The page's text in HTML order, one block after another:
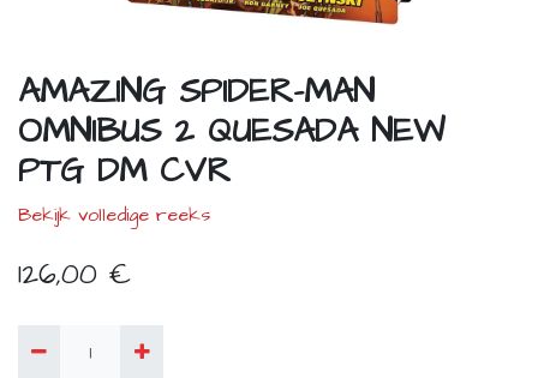
AMAZING SPIDER-MAN
OMNIBUS 2 QUESADA NEW
PTG DM CVR
Bekijk volledige reeks
126,00 €